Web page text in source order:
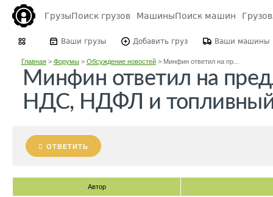
ГрузыПоиск грузов МашиныПоиск машин
Ваши грузы Добавить груз Ваши машины
Главная> Форумы> Обсуждение новостей> Минфин ответил на пр...
Минфин ответил на
НДС, НДФЛ и топливный
ОТВЕТИТЬ
Автор